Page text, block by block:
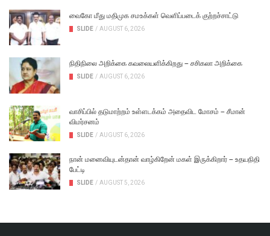
வைகோ மீது மதிமுக சமஉக்கள் வெளிப்படைக் குற்றச்சாட்டு
SLIDE / AUGUST 6, 2026
நிதிநிலை அறிக்கை கவலையளிக்கிறது – சசிகலா அறிக்கை
SLIDE / AUGUST 6, 2026
வாசிப்பில் தடுமாற்றம் உள்ளடக்கம் அதைவிட மோசம் – சீமான்
விமர்சனம்
SLIDE / AUGUST 6, 2026
நான் மனைவியுடன்தான் வாழ்கிறேன் மகள் இருக்கிறார் – உதயநிதி
பேட்டி
SLIDE / AUGUST 5, 2026